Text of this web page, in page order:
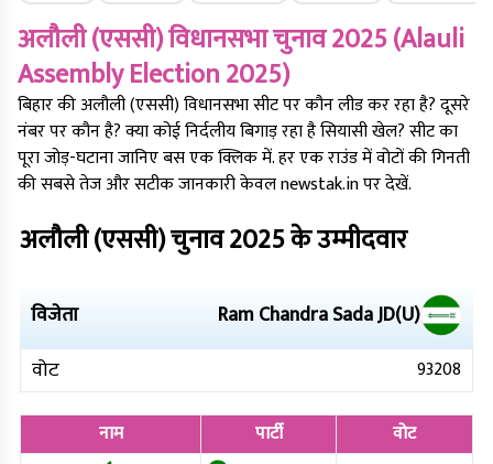
अलौली (एससी)विधानसभा चुनाव 2025 (Alauli
Assembly Election 2025)
बिहार कीअलौली (एससी)विधानसभा सीट पर कौन लीड कर रहा है? दूसरे
नंबर पर कौन है? क्या कोई निर्दलीय बिगाड़ रहा है सियासी खेल? सीट का
पूरा जोड़-घटाना जानिए बस एक क्लिक में. हर एक राउंड में वोटों की गिनती
की सबसे तेज और सटीक जानकारी केवल newstak.in पर देखें.
अलौली (एससी)चुनाव2025के उम्मीदवार
विजेता Ram Chandra SadaJD(U)
वोट
93208
नाम पार्टी
वोट